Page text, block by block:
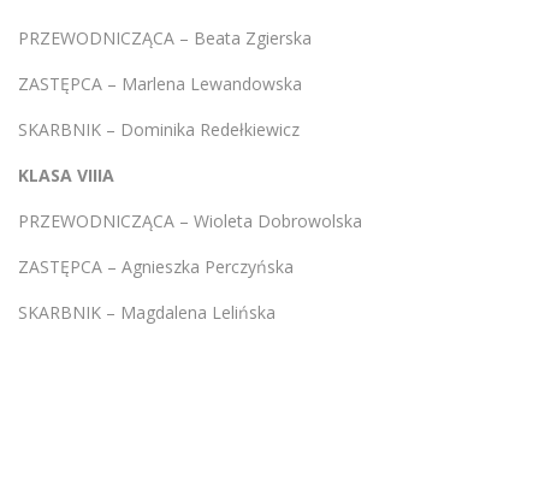
PRZEWODNICZĄCA – Beata Zgierska
ZASTĘPCA – Marlena Lewandowska
SKARBNIK – Dominika Redełkiewicz
KLASA VIIIA
PRZEWODNICZĄCA – Wioleta Dobrowolska
ZASTĘPCA – Agnieszka Perczyńska
SKARBNIK – Magdalena Lelińska